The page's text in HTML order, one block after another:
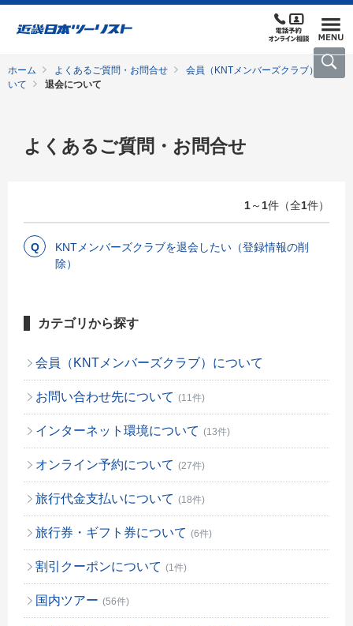
ホーム よくあるご質問・お問合せ
会員（KNTメンバーズクラブ）につ
いて
退会について
よくあるご質問・お問合せ
1～ 1件（全1件）
KNTメンバーズクラブを退会したい（登録情報の削
除）
カテゴリから探す
会員（KNTメンバーズクラブ）について
お問い合わせ先について (11件)
インターネット環境について (13件)
オンライン予約について (27件)
旅行代金支払いについて (18件)
旅行券・ギフト券について (6件)
割引クーポンについて (1件)
国内ツアー (56件)